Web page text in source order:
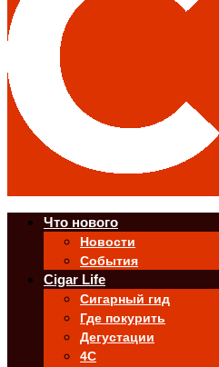
Что нового
Новости
События
Cigar Life
Сигарный гид
Где покурить
Дегустации
4C